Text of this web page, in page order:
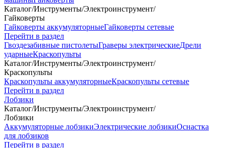
Каталог/Инструменты/Электроинструмент/
Гайковерты
Гайковерты аккумуляторныеГайковерты сетевые
Перейти в раздел
Гвоздезабивные пистолетыГраверы электрическиеДрели
ударныеКраскопульты
Каталог/Инструменты/Электроинструмент/
Краскопульты
Краскопульты аккумуляторныеКраскопульты сетевые
Перейти в раздел
Лобзики
Каталог/Инструменты/Электроинструмент/
Лобзики
Аккумуляторные лобзикиЭлектрические лобзикиОснастка
для лобзиков
Перейти в раздел